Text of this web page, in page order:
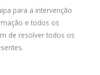
para a intervenção
e todos os
de resolver todos os